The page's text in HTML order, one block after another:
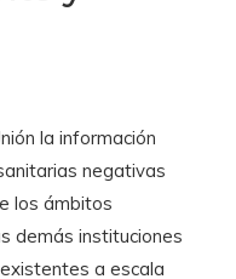
la información
negativas
los ámbitos
demás instituciones
a escala